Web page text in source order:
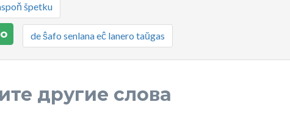
špetku
de ŝafo senlana eĉ lanero taŭgas
другие слова